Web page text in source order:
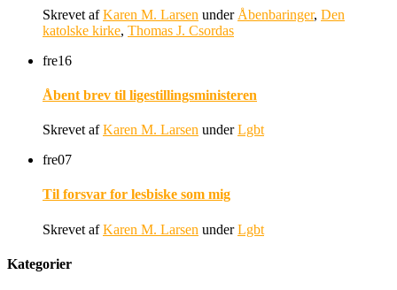
Skrevet afKaren M. Larsen under Åbenbaringer, Den
katolske kirke, Thomas J. Csordas
fre16
Åbent brev til ligestillingsministeren
Skrevet afKaren M. Larsen underLgbt
fre07
Til forsvar for lesbiske som mig
Skrevet afKaren M. Larsen underLgbt
Kategorier